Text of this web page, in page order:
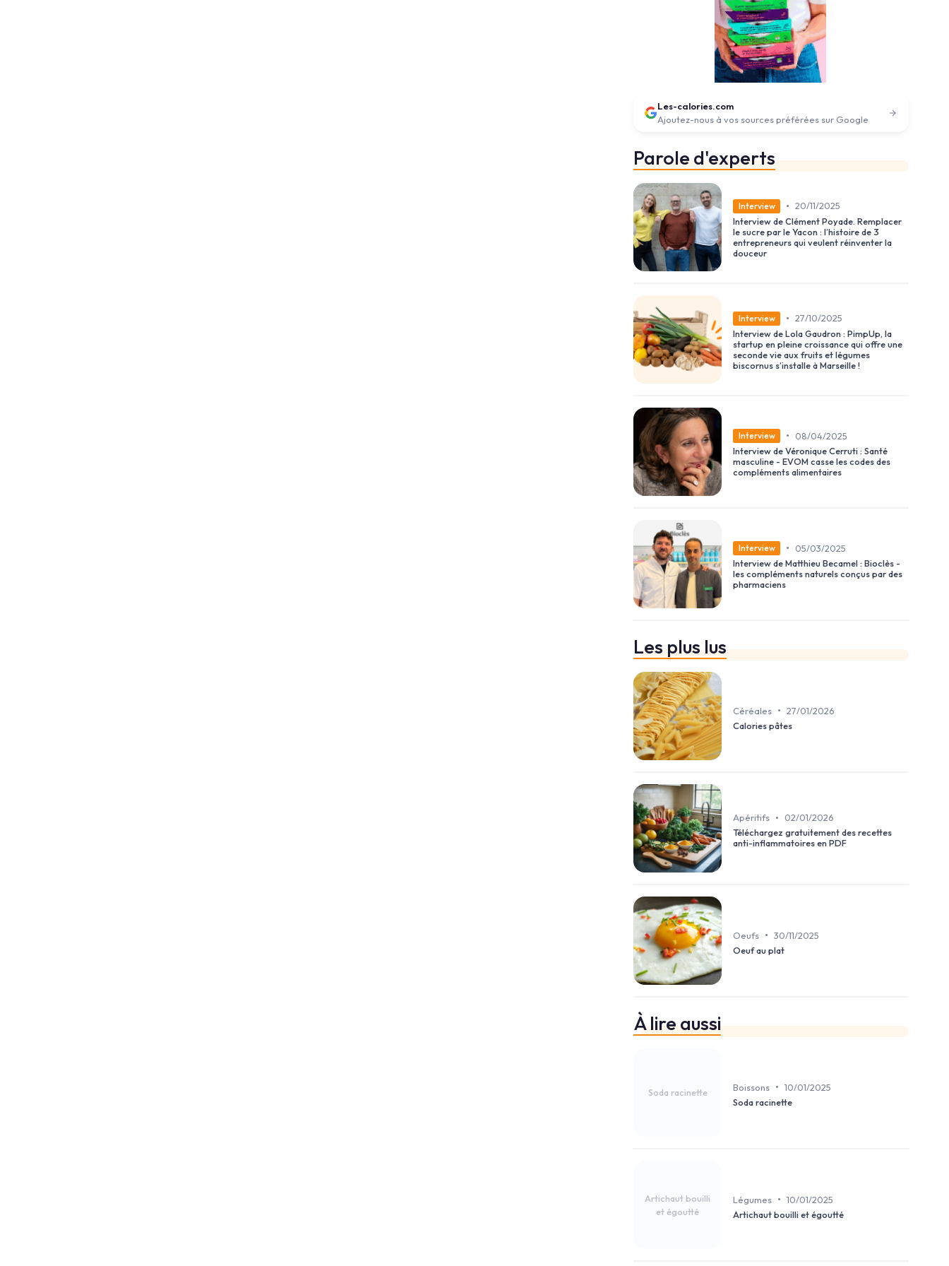
Les-calories.com
Ajoutez-nous à vos sources préférées sur Google
Parole d'experts
Interview • 20/11/2025
Interview de Clément Poyade. Remplacer
le sucre par le Yacon : l’histoire de 3
entrepreneurs qui veulent réinventer la
douceur
Interview • 27/10/2025
Interview de Lola Gaudron : PimpUp, la
startup en pleine croissance qui offre une
seconde vie aux fruits et légumes
biscornus s’installe à Marseille !
Interview •
08/04/2025
Interview de Véronique Cerruti : Santé
masculine - EVOM casse les codes des
compléments alimentaires
Interview •
05/03/2025
Interview de Matthieu Becamel : Bioclès -
les compléments naturels conçus par des
pharmaciens
Les plus lus
Céréales • 27/01/2026
Calories pâtes
Apéritifs •
02/01/2026
Téléchargez gratuitement des recettes
anti-inflammatoires en PDF
Oeufs • 30/11/2025
Oeuf au plat
À lire aussi
Soda racinette Boissons • 10/01/2025
Soda racinette
Artichaut bouilli
et égoutté
Légumes • 10/01/2025
Artichaut bouilli et égoutté